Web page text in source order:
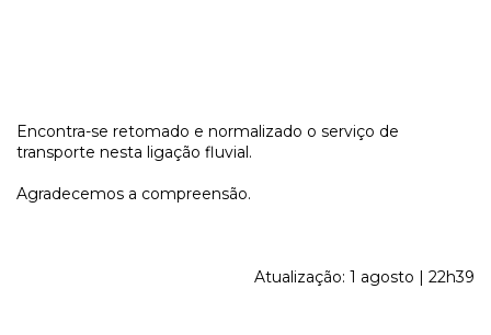
Encontra-se retomado e normalizado o serviço de
transporte nesta ligação fluvial.
Agradecemos a compreensão.
Atualização: 1 agosto | 22h39